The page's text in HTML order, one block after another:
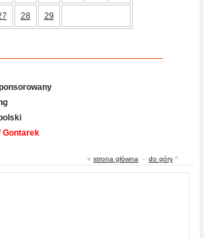
28 29
Gontarek
« strona główna - do góry ^